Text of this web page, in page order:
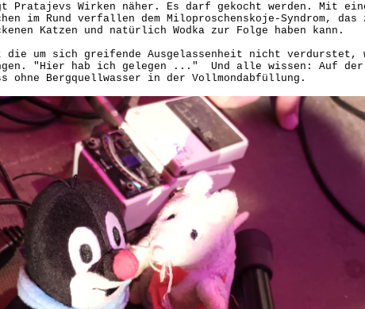
Pratajevs Wirken näher. Es darf gekocht werden. Mit
im Rund verfallen dem Miloproschenskoje-Syndrom, das
Katzen und natürlich Wodka zur Folge haben kann.
die um sich greifende Ausgelassenheit nicht verdurstet,
"Hier hab ich gelegen ..." Und alle wissen: Auf der
ohne Bergquellwasser in der Vollmondabfüllung.